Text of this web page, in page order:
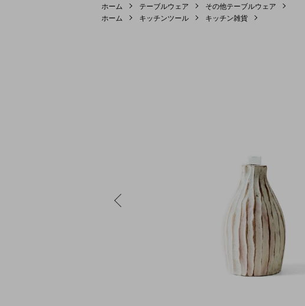
ホーム
テーブルウェア
その他テーブルウェア
ホーム
キッチンツール キッチン雑貨